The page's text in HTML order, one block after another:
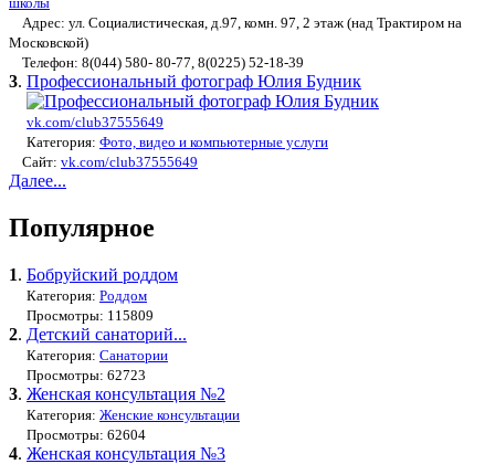
Адрес: ул. Социалистическая, д.97, комн. 97, 2 этаж (над Трактиром на
Московской)
Телефон: 8(044) 580- 80-77, 8(0225) 52-18-39
3. Профессиональный фотограф Юлия Будник
vk.com/club37555649
Категория: Фото, видео и компьютерные услуги
Сайт: vk.com/club37555649
Далее...
Популярное
1. Бобруйский роддом
Категория: Роддом
Просмотры: 115809
2. Детский санаторий...
Категория: Санатории
Просмотры: 62723
3. Женская консультация №2
Категория: Женские консультации
Просмотры: 62604
4. Женская консультация №3